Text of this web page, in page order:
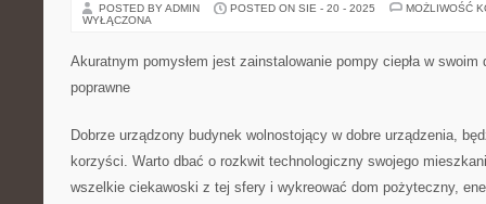
POSTED BY ADMIN POSTED ON SIE - 20 - 2025
MOŻLIWOŚĆ
WYŁĄCZONA
Akuratnym pomysłem jest zainstalowanie pompy ciepła w
poprawne
Dobrze urządzony budynek wolnostojący w dobre urządzenia,
korzyści. Warto dbać o rozkwit technologiczny swojego
wszelkie ciekawoski z tej sfery i wykreować dom pożyteczny,